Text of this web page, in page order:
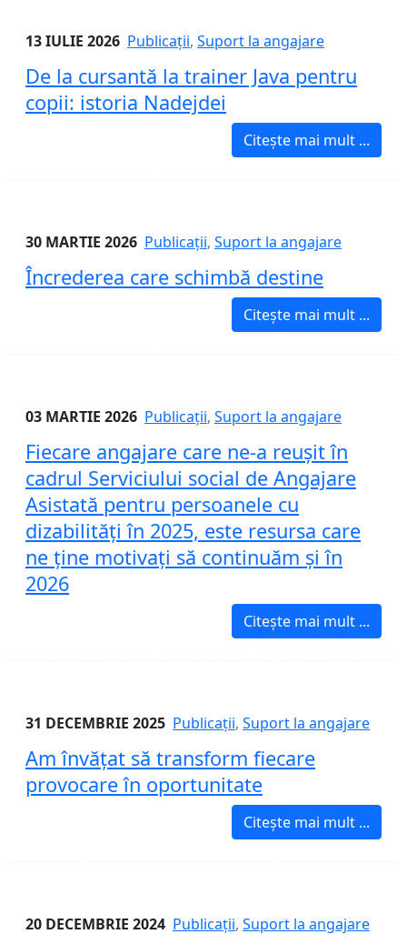
13 IULIE 2026 Publicații, Suport la angajare
De la cursantă la trainer Java pentru
copii: istoria Nadejdei
Citește mai mult ...
30 MARTIE 2026 Publicații, Suport la angajare
Încrederea care schimbă destine
Citește mai mult ...
03 MARTIE 2026 Publicații, Suport la angajare
Fiecare angajare care ne-a reușit în
cadrul Serviciului social de Angajare
Asistată pentru persoanele cu
dizabilități în 2025, este resursa care
ne ține motivați să continuăm și în
2026
Citește mai mult ...
31 DECEMBRIE 2025 Publicații, Suport la angajare
Am învățat să transform fiecare
provocare în oportunitate
Citește mai mult ...
20 DECEMBRIE 2024 Publicații, Suport la angajare